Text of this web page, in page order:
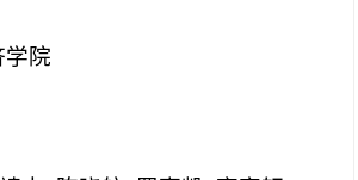
学院